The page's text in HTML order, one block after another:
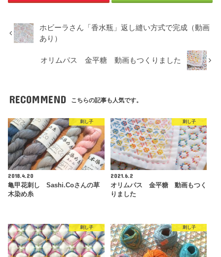
ホビーラさん「香水瓶」返し縫い方式で完成（動画
あり）
オリムパス 金平糖 動画もつくりました
RECOMMEND こちらの記事も人気です。
刺し子
2018.4.20
亀甲花刺し Sashi.coさんの草
木染め糸
刺し子
2021.6.2
オリムパス 金平糖 動画もつく
りました
刺し子 刺し子